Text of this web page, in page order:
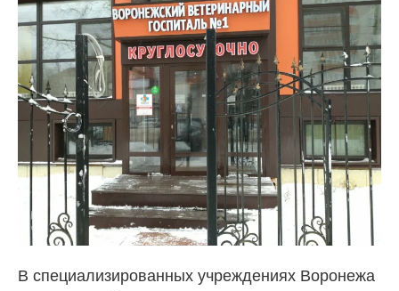
В специализированных учреждениях Воронежа